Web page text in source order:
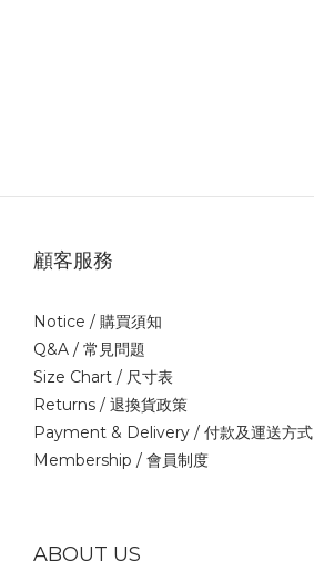
顧客服務
Notice / 購買須知
Q&A / 常見問題
Size Chart / 尺寸表
Returns / 退換貨政策
Payment & Delivery / 付款及運送方式
Membership / 會員制度
ABOUT US